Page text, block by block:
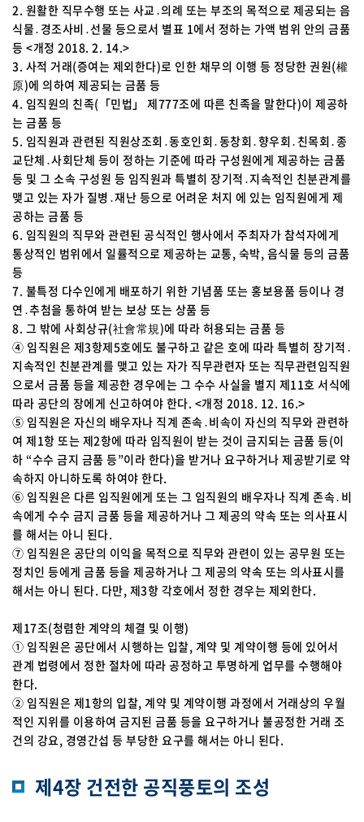
2. 원활한 직무수행 또는 사교․의례 또는 부조의 목적으로 제공되는 음
식물․경조사비․선물 등으로서 별표 1에서 정하는 가액 범위 안의 금품
등 <개정 2018. 2. 14.>
3. 사적 거래(증여는 제외한다)로 인한 채무의 이행 등 정당한 권원(權
原)에 의하여 제공되는 금품 등
4. 임직원의 친족(「민법」 제777조에 따른 친족을 말한다)이 제공하
는 금품 등
5. 임직원과 관련된 직원상조회․동호인회․동창회․향우회․친목회․종
교단체․사회단체 등이 정하는 기준에 따라 구성원에게 제공하는 금품
등 및 그 소속 구성원 등 임직원과 특별히 장기적․지속적인 친분관계를
맺고 있는 자가 질병․재난 등으로 어려운 처지 에 있는 임직원에게 제
공하는 금품 등
6. 임직원의 직무와 관련된 공식적인 행사에서 주최자가 참석자에게
통상적인 범위에서 일률적으로 제공하는 교통, 숙박, 음식물 등의 금품
등
7. 불특정 다수인에게 배포하기 위한 기념품 또는 홍보용품 등이나 경
연․추첨을 통하여 받는 보상 또는 상품 등
8. 그 밖에 사회상규(社會常規)에 따라 허용되는 금품 등
④ 임직원은 제3항제5호에도 불구하고 같은 호에 따라 특별히 장기적․
지속적인 친분관계를 맺고 있는 자가 직무관련자 또는 직무관련임직원
으로서 금품 등을 제공한 경우에는 그 수수 사실을 별지 제11호 서식에
따라 공단의 장에게 신고하여야 한다. <개정 2018. 12. 16.>
⑤ 임직원은 자신의 배우자나 직계 존속․비속이 자신의 직무와 관련하
여 제1항 또는 제2항에 따라 임직원이 받는 것이 금지되는 금품 등(이
하 “수수 금지 금품 등”이라 한다)을 받거나 요구하거나 제공받기로 약
속하지 아니하도록 하여야 한다.
⑥ 임직원은 다른 임직원에게 또는 그 임직원의 배우자나 직계 존속․비
속에게 수수 금지 금품 등을 제공하거나 그 제공의 약속 또는 의사표시
를 해서는 아니 된다.
⑦ 임직원은 공단의 이익을 목적으로 직무와 관련이 있는 공무원 또는
정치인 등에게 금품 등을 제공하거나 그 제공의 약속 또는 의사표시를
해서는 아니 된다. 다만, 제3항 각호에서 정한 경우는 제외한다.
제17조(청렴한 계약의 체결 및 이행)
① 임직원은 공단에서 시행하는 입찰, 계약 및 계약이행 등에 있어서
관계 법령에서 정한 절차에 따라 공정하고 투명하게 업무를 수행해야
한다.
② 임직원은 제1항의 입찰, 계약 및 계약이행 과정에서 거래상의 우월
적인 지위를 이용하여 금지된 금품 등을 요구하거나 불공정한 거래 조
건의 강요, 경영간섭 등 부당한 요구를 해서는 아니 된다.
제4장 건전한 공직풍토의 조성